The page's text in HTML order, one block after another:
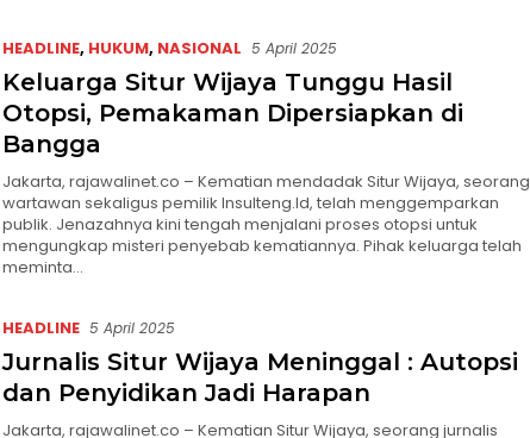
HEADLINE, HUKUM, NASIONAL 5 April 2025
Keluarga Situr Wijaya Tunggu Hasil
Otopsi, Pemakaman Dipersiapkan di
Bangga
Jakarta, rajawalinet.co – Kematian mendadak Situr Wijaya, seorang
wartawan sekaligus pemilik Insulteng.Id, telah menggemparkan
publik. Jenazahnya kini tengah menjalani proses otopsi untuk
mengungkap misteri penyebab kematiannya. Pihak keluarga telah
meminta…
HEADLINE 5 April 2025
Jurnalis Situr Wijaya Meninggal : Autopsi
dan Penyidikan Jadi Harapan
Jakarta, rajawalinet.co – Kematian Situr Wijaya, seorang jurnalis